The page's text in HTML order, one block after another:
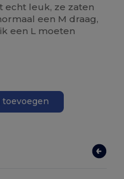
echt leuk, ze zaten
een M draag,
een L moeten